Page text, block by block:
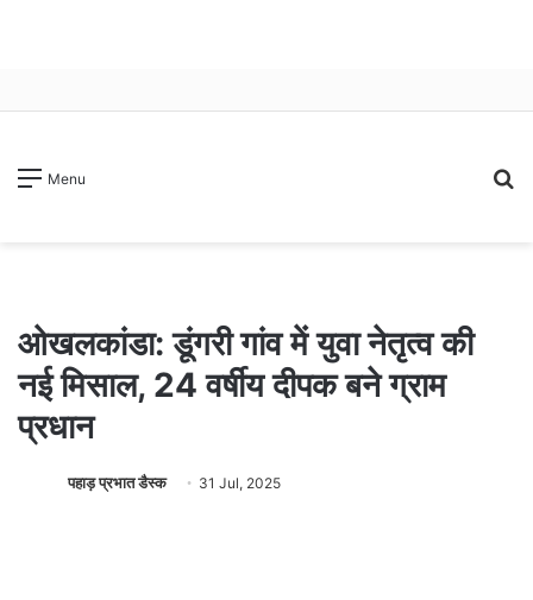
Menu
ओखलकांडा: डूंगरी गांव में युवा नेतृत्व की
नई मिसाल, 24 वर्षीय दीपक बने ग्राम
प्रधान
पहाड़ प्रभात डैस्क 31 Jul, 2025